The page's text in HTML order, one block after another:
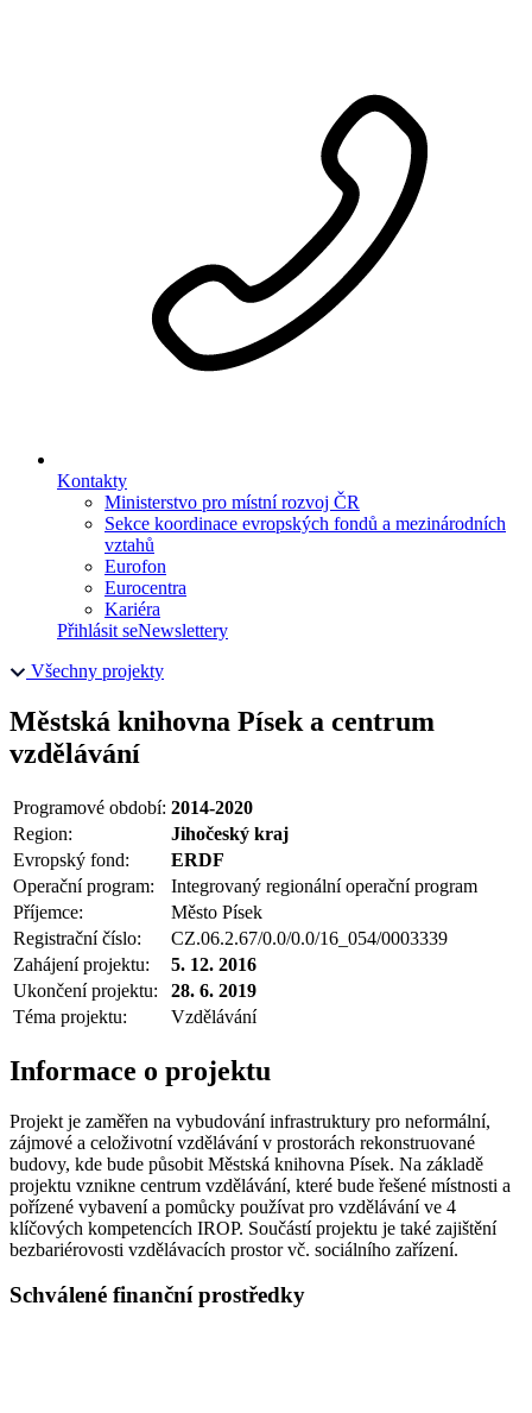
Kontakty
Ministerstvo pro místní rozvoj ČR
Sekce koordinace evropských fondů a mezinárodních
vztahů
Eurofon
Eurocentra
Kariéra
Přihlásit seNewslettery
Všechny projekty
Městská knihovna Písek a centrum
vzdělávání
Programové období: 2014-2020
Region:
Jihočeský kraj
Evropský fond:
ERDF
Operační program:
Integrovaný regionální operační program
Příjemce:
Město Písek
Registrační číslo:
CZ.06.2.67/0.0/0.0/16_054/0003339
Zahájení projektu:
5. 12. 2016
Ukončení projektu:
28. 6. 2019
Téma projektu:
Vzdělávání
Informace o projektu
Projekt je zaměřen na vybudování infrastruktury pro neformální,
zájmové a celoživotní vzdělávání v prostorách rekonstruované
budovy, kde bude působit Městská knihovna Písek. Na základě
projektu vznikne centrum vzdělávání, které bude řešené místnosti a
pořízené vybavení a pomůcky používat pro vzdělávání ve 4
klíčových kompetencích IROP. Součástí projektu je také zajištění
bezbariérovosti vzdělávacích prostor vč. sociálního zařízení.
Schválené finanční prostředky